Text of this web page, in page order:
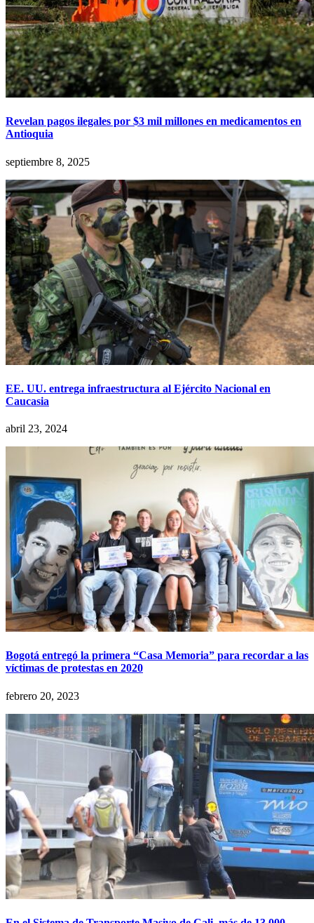
Revelan pagos ilegales por $3 mil millones en medicamentos en
Antioquia
septiembre 8, 2025
EE. UU. entrega infraestructura al Ejército Nacional en
Caucasia
abril 23, 2024
Bogotá entregó la primera “Casa Memoria” para recordar a las
víctimas de protestas en 2020
febrero 20, 2023